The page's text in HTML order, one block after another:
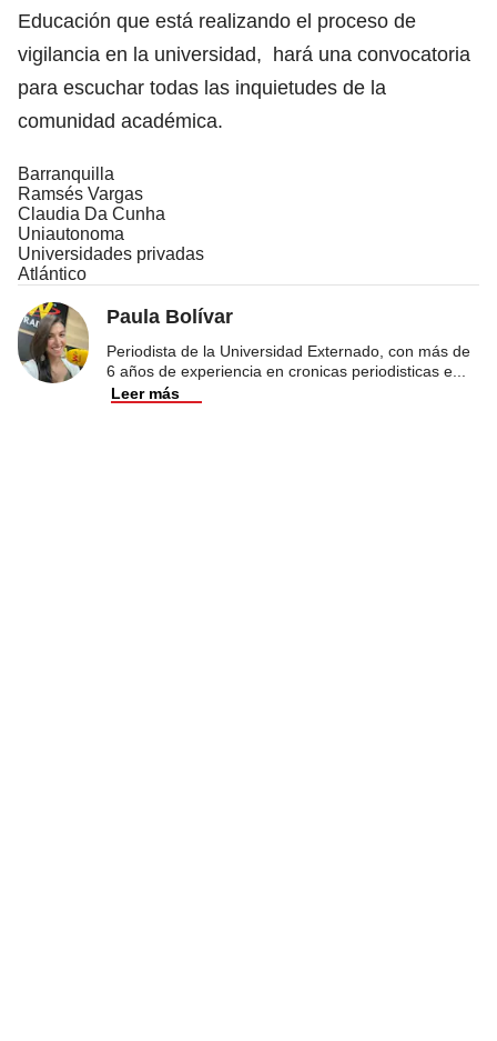
Educación que está realizando el proceso de
vigilancia en la universidad, hará una convocatoria
para escuchar todas las inquietudes de la
comunidad académica.
Barranquilla
Ramsés Vargas
Claudia Da Cunha
Uniautonoma
Universidades privadas
Atlántico
Paula Bolívar
Periodista de la Universidad Externado, con más de
6 años de experiencia en cronicas periodisticas e
Leer más